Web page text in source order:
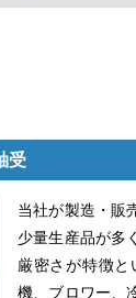
受
当社が製造・販
少量生産品が多
厳密さが特徴
機、ブロワー、